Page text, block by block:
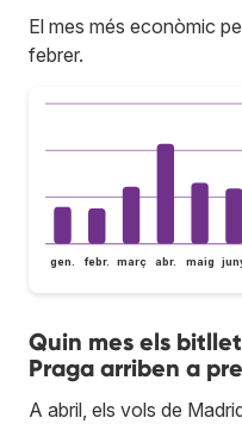
El mes més econòmic
febrer.
gen. febr. març abr. maig
Quin mes els
Praga arriben a
A abril, els vols de